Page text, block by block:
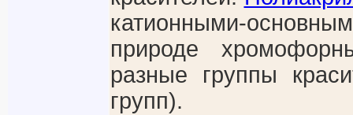
катионными-
природе
разные группы
групп).